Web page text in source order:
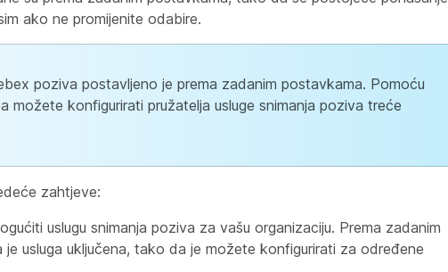
ako ne promijenite odabire.
poziva postavljeno je prema zadanim postavkama. Pomoću
možete konfigurirati pružatelja usluge snimanja poziva treće
zahtjeve:
uslugu snimanja poziva za vašu organizaciju. Prema zadanim
usluga uključena, tako da je možete konfigurirati za određene